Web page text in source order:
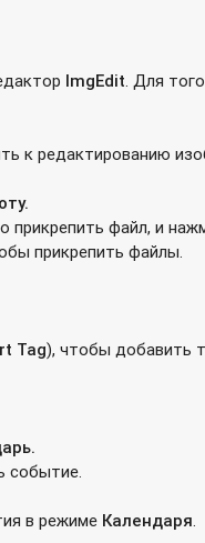
ImgEdit . Для
к редактированию
.
прикрепить файл, и
прикрепить файлы.
Tag), чтобы добавить
событие.
в режиме Календаря